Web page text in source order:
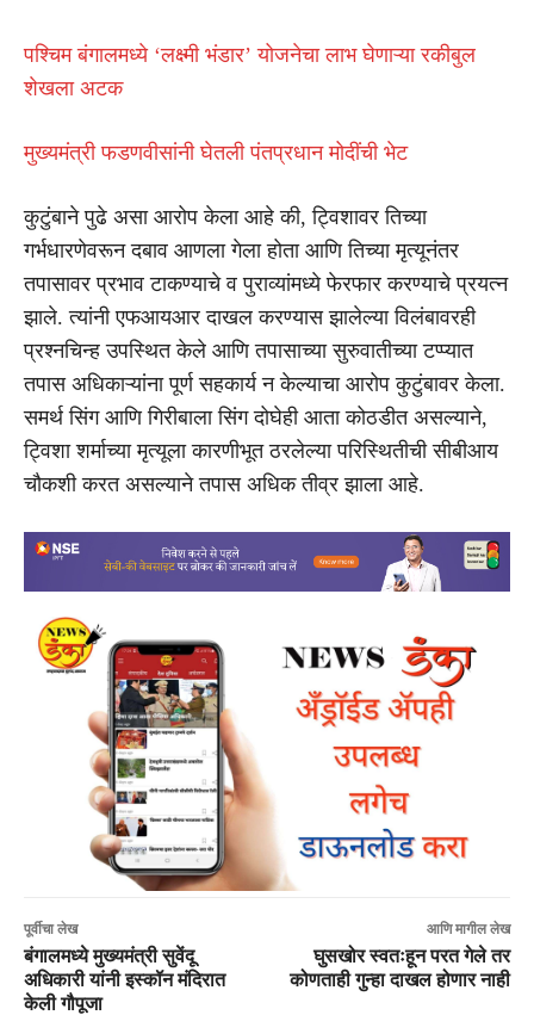
पश्चिम बंगालमध्ये ‘लक्ष्मी भंडार’ योजनेचा लाभ घेणाऱ्या रकीबुल
शेखला अटक
मुख्यमंत्री फडणवीसांनी घेतली पंतप्रधान मोदींची भेट
कुटुंबाने पुढे असा आरोप केला आहे की, ट्विशावर तिच्या
गर्भधारणेवरून दबाव आणला गेला होता आणि तिच्या मृत्यूनंतर
तपासावर प्रभाव टाकण्याचे व पुराव्यांमध्ये फेरफार करण्याचे प्रयत्न
झाले. त्यांनी एफआयआर दाखल करण्यास झालेल्या विलंबावरही
प्रश्नचिन्ह उपस्थित केले आणि तपासाच्या सुरुवातीच्या टप्प्यात
तपास अधिकाऱ्यांना पूर्ण सहकार्य न केल्याचा आरोप कुटुंबावर केला.
समर्थ सिंग आणि गिरीबाला सिंग दोघेही आता कोठडीत असल्याने,
ट्विशा शर्माच्या मृत्यूला कारणीभूत ठरलेल्या परिस्थितीची सीबीआय
चौकशी करत असल्याने तपास अधिक तीव्र झाला आहे.
पूर्वीचा लेख
बंगालमध्ये मुख्यमंत्री सुवेंदू
अधिकारी यांनी इस्कॉन मंदिरात
केली गौपूजा
आणि मागील लेख
घुसखोर स्वतःहून परत गेले तर
कोणताही गुन्हा दाखल होणार नाही